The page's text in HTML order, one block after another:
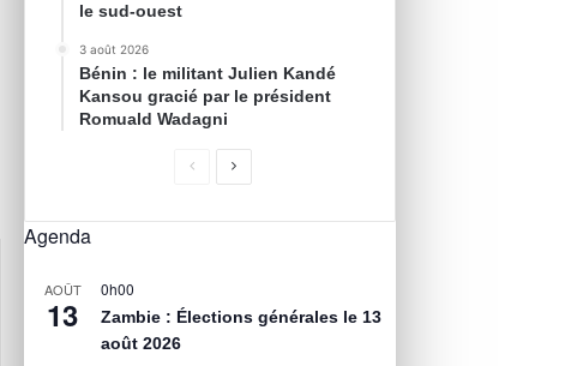
le sud-ouest
3 août 2026
Bénin : le militant Julien Kandé
Kansou gracié par le président
Romuald Wadagni
Agenda
AOÛT
13
0h00
Zambie : Élections générales le 13
août 2026